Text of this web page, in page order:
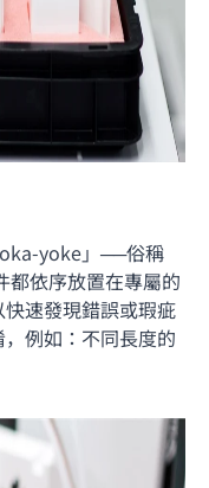
yoke」──俗稱
都依序放置在專屬的
速發現錯誤或瑕疵
例如：不同長度的